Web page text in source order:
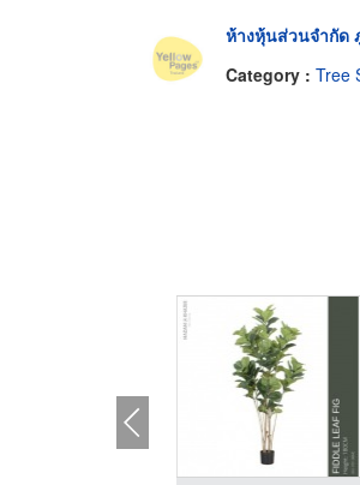
ห้างหุ้นส่วนจำกัด
Category : Tree